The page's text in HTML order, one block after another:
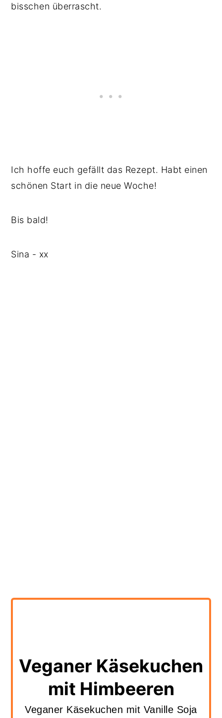
bisschen überrascht.
Ich hoffe euch gefällt das Rezept. Habt einen
schönen Start in die neue Woche!
Bis bald!
Sina - xx
Veganer Käsekuchen
mit Himbeeren
Veganer Käsekuchen mit Vanille Soja